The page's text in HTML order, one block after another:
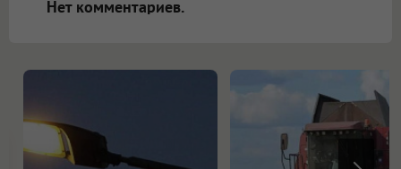
Нет комментариев.